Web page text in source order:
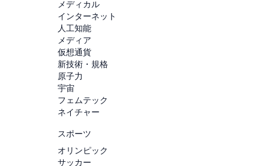
メディカル
インターネット
人工知能
メディア
仮想通貨
新技術・規格
原子力
宇宙
フェムテック
ネイチャー
スポーツ
オリンピック
サッカー